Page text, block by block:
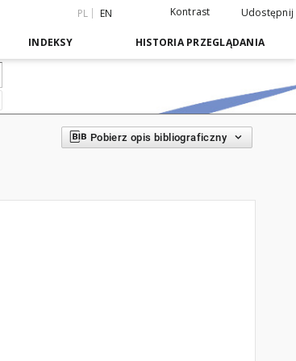
PL EN Kontrast Udostępnij
INDEKSY HISTORIA PRZEGLĄDANIA
Pobierz opis bibliograficzny